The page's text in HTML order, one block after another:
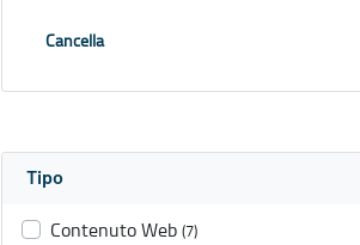
Cancella
Tipo
Contenuto Web (7)